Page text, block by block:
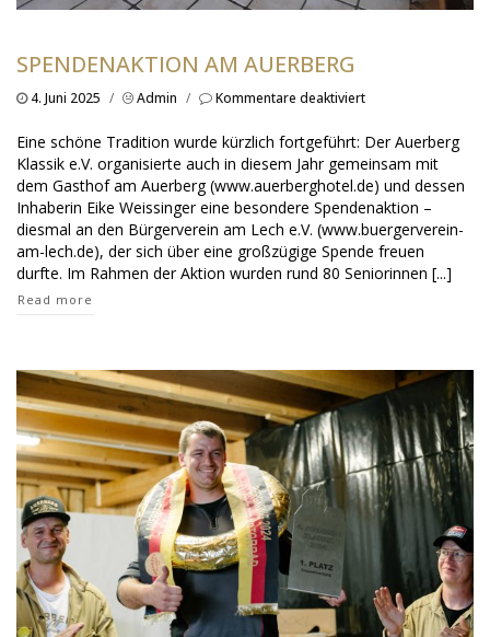
SPENDENAKTION AM AUERBERG
4. Juni 2025 / Admin / Kommentare deaktiviertfür
am
Auerberg
Eine schöne Tradition wurde kürzlich fortgeführt: Der Auerberg
Klassik e.V. organisierte auch in diesem Jahr gemeinsam mit
dem Gasthof am Auerberg (www.auerberghotel.de) und dessen
Inhaberin Eike Weissinger eine besondere Spendenaktion –
diesmal an den Bürgerverein am Lech e.V. (www.buergerverein-
am-lech.de), der sich über eine großzügige Spende freuen
durfte. Im Rahmen der Aktion wurden rund 80 Seniorinnen [...]
Read more